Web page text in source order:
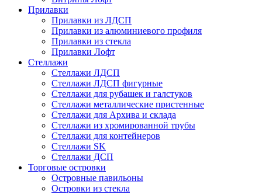
Прилавки
Прилавки из ЛДСП
Прилавки из алюминиевого профиля
Прилавки из стекла
Прилавки Лофт
Стеллажи
Стеллажи ЛДСП
Стеллажи ЛДСП фигурные
Стеллажи для рубашек и галстуков
Стеллажи металлические пристенные
Стеллажи для Архива и склада
Стеллажи из хромированной трубы
Стеллажи для контейнеров
Стеллажи SK
Стеллажи ДСП
Торговые островки
Островные павильоны
Островки из стекла